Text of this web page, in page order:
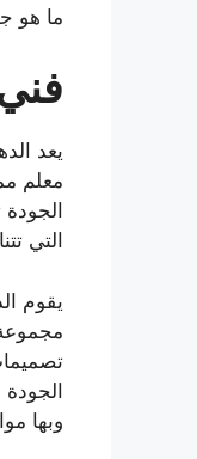
ما هو
يعد
معلم
التي
يقوم
وبها